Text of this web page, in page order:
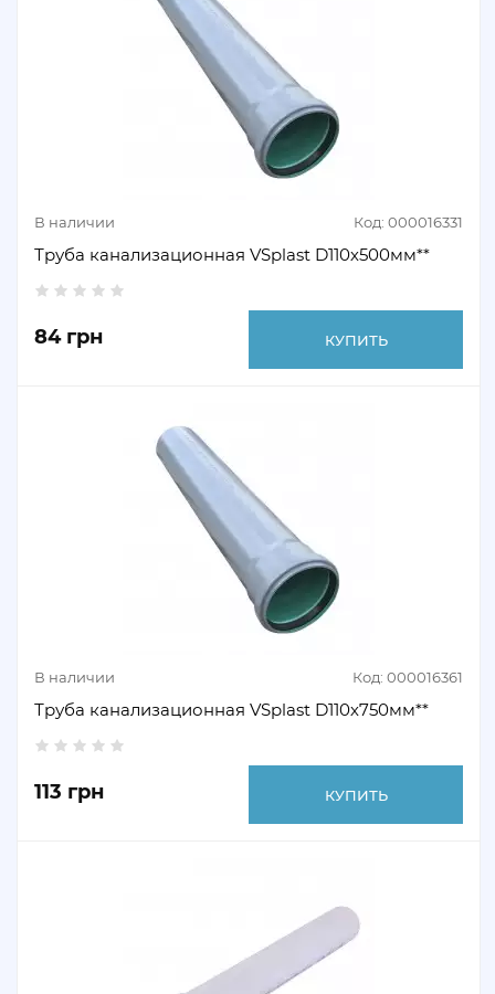
В наличии Код: 000016331
Труба канализационная VSplast D110х500мм**
84 грн КУПИТЬ
В наличии Код: 000016361
Труба канализационная VSplast D110х750мм**
113 грн КУПИТЬ